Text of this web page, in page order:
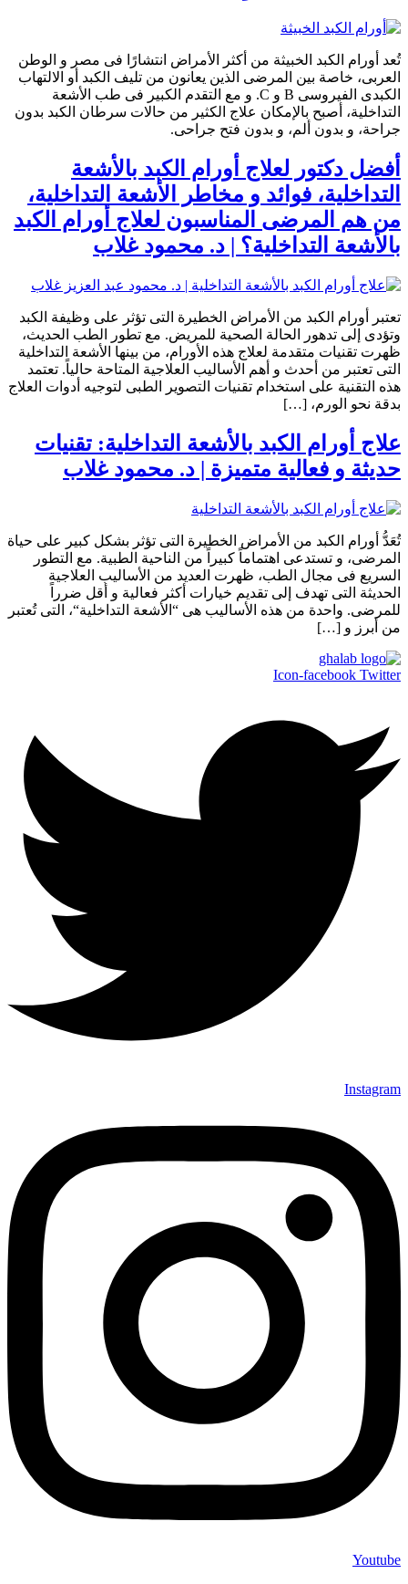
تُعد أورام الكبد الخبيثة من أكثر الأمراض انتشارًا فى مصر و الوطن
العربى، خاصة بين المرضى الذين يعانون من تليف الكبد أو الالتهاب
الكبدى الفيروسى B و C. و مع التقدم الكبير فى طب الأشعة
التداخلية، أصبح بالإمكان علاج الكثير من حالات سرطان الكبد بدون
جراحة، و بدون ألم، و بدون فتح جراحى.
أفضل دكتور لعلاج أورام الكبد بالأشعة
التداخلية، فوائد و مخاطر الأشعة التداخلية،
من هم المرضى المناسبون لعلاج أورام الكبد
بالأشعة التداخلية؟ | د. محمود غلاب
تعتبر أورام الكبد من الأمراض الخطيرة التى تؤثر على وظيفة الكبد
وتؤدى إلى تدهور الحالة الصحية للمريض. مع تطور الطب الحديث،
ظهرت تقنيات متقدمة لعلاج هذه الأورام، من بينها الأشعة التداخلية
التى تعتبر من أحدث و أهم الأساليب العلاجية المتاحة حالياً. تعتمد
هذه التقنية على استخدام تقنيات التصوير الطبى لتوجيه أدوات العلاج
بدقة نحو الورم، […]
علاج أورام الكبد بالأشعة التداخلية: تقنيات
حديثة و فعالية متميزة | د. محمود غلاب
تُعَدُّ أورام الكبد من الأمراض الخطيرة التى تؤثر بشكل كبير على حياة
المرضى، و تستدعى اهتماماً كبيراً من الناحية الطبية. مع التطور
السريع فى مجال الطب، ظهرت العديد من الأساليب العلاجية
الحديثة التى تهدف إلى تقديم خيارات أكثر فعالية و أقل ضرراً
للمرضى. واحدة من هذه الأساليب هى “الأشعة التداخلية“، التى تُعتبر
من أبرز و […]
Icon-facebook Twitter
Instagram
Youtube